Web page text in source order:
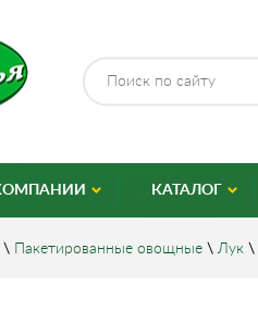
КАТАЛОГ
\ Пакетированные овощные \ Лук \